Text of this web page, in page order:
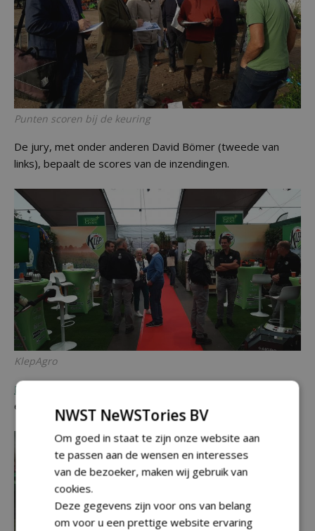
Punten scoren bij de keuring
De jury, met onder anderen David Bömer (tweede van
links), bepaalt de scores van de inzendingen.
KlepAgro
Klep Agro
er doorheen.NWST NeWSTories BV
Om goed in staat te zijn onze website aan
te passen aan de wensen en interesses
van de bezoeker, maken wij gebruik van
cookies.
Deze gegevens zijn voor ons van belang
om voor u een prettige website ervaring